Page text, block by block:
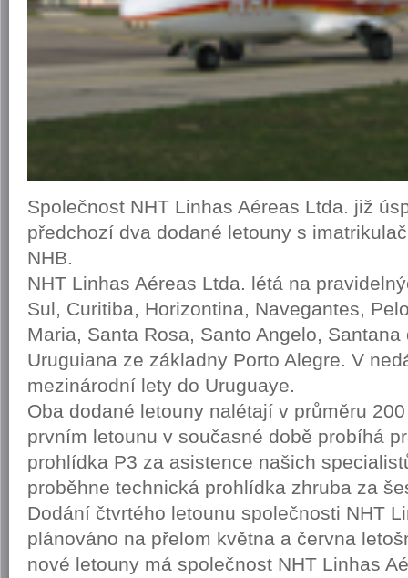
Společnost NHT Linhas Aéreas Ltda. již
předchozí dva dodané letouny s
NHB.
NHT Linhas Aéreas Ltda. létá na
Sul, Curitiba, Horizontina, Navegantes,
Maria, Santa Rosa, Santo Angelo,
Uruguiana ze základny Porto Alegre. V
mezinárodní lety do Uruguaye.
Oba dodané letouny nalétají v průměru
prvním letounu v současné době probíhá
prohlídka P3 za asistence našich
proběhne technická prohlídka zhruba za
Dodání čtvrtého letounu společnosti NHT
plánováno na přelom května a června
nové letouny má společnost NHT Linhas